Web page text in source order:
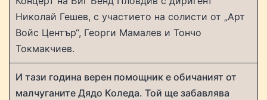
Николай Гешев, с участието на солисти от „Арт
Войс Център“, Георги Мамалев и Тончо
Токмакчиев.
И тази година верен помощник е обичаният от
малчуганите Дядо Коледа. Той ще забавлява